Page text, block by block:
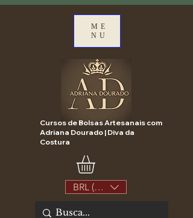
ME
NU
Cursos de Bolsas Artesanais com
Adriana Dourado | Diva da
Costura
BRL (R$)